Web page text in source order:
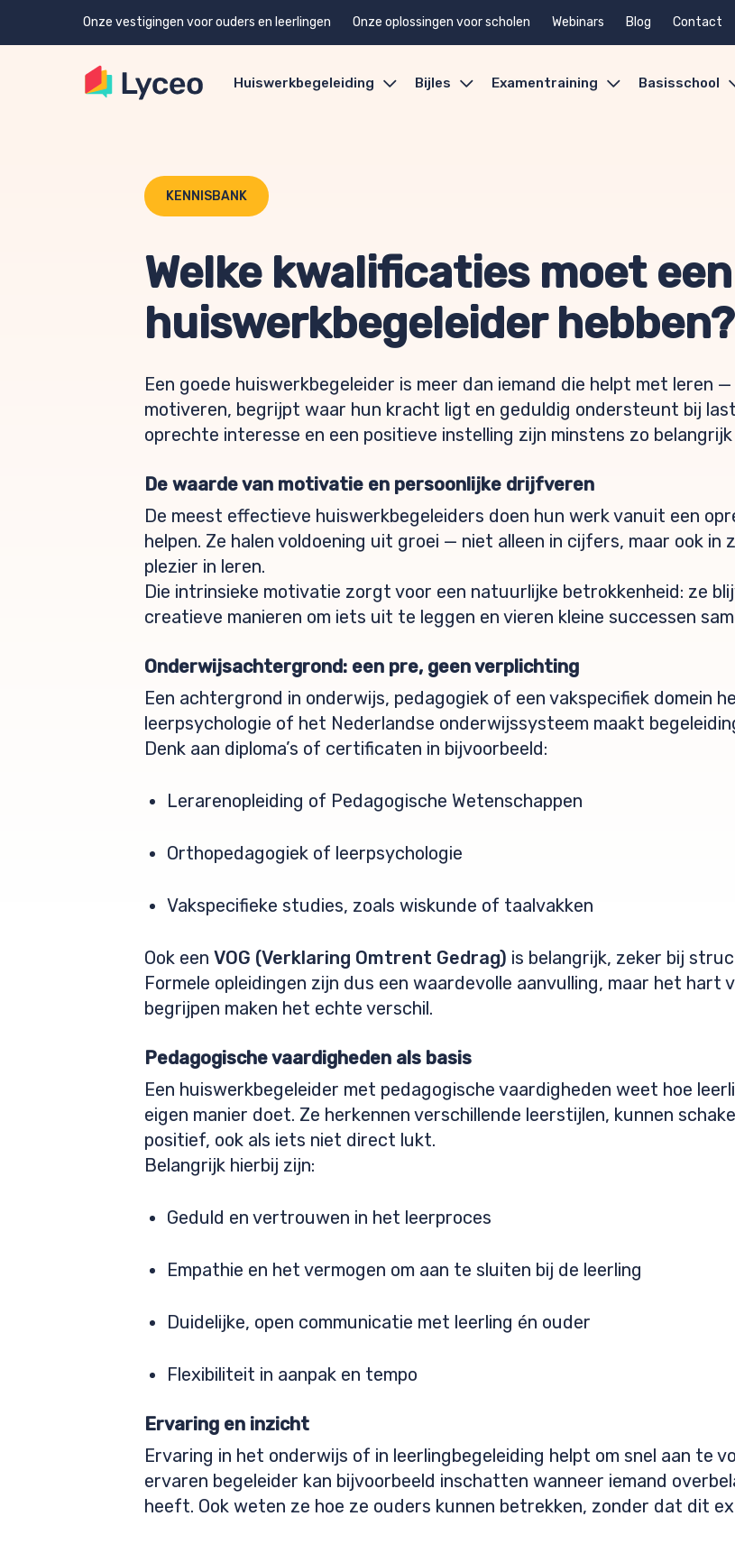
Onze vestigingen voor ouders en leerlingen Onze oplossingen voor scholen Webinars Blog Contact
Huiswerkbegeleiding Bijles Examentraining Basisschool
KENNISBANK
Welke kwalificaties moet een
huiswerkbegeleider hebben?
Een goede huiswerkbegeleider is meer dan iemand die helpt met leren
motiveren, begrijpt waar hun kracht ligt en geduldig ondersteunt bij
oprechte interesse en een positieve instelling zijn minstens zo
De waarde van motivatie en persoonlijke drijfveren
De meest effectieve huiswerkbegeleiders doen hun werk vanuit een
helpen. Ze halen voldoening uit groei — niet alleen in cijfers, maar ook
plezier in leren.
Die intrinsieke motivatie zorgt voor een natuurlijke betrokkenheid: ze
creatieve manieren om iets uit te leggen en vieren kleine successen
Onderwijsachtergrond: een pre, geen verplichting
Een achtergrond in onderwijs, pedagogiek of een vakspecifiek domein
leerpsychologie of het Nederlandse onderwijssysteem maakt
Denk aan diploma’s of certificaten in bijvoorbeeld:
Lerarenopleiding of Pedagogische Wetenschappen
Orthopedagogiek of leerpsychologie
Vakspecifieke studies, zoals wiskunde of taalvakken
Ook een VOG (Verklaring Omtrent Gedrag) is belangrijk, zeker bij
Formele opleidingen zijn dus een waardevolle aanvulling, maar het hart
begrijpen maken het echte verschil.
Pedagogische vaardigheden als basis
Een huiswerkbegeleider met pedagogische vaardigheden weet hoe
eigen manier doet. Ze herkennen verschillende leerstijlen, kunnen
positief, ook als iets niet direct lukt.
Belangrijk hierbij zijn:
Geduld en vertrouwen in het leerproces
Empathie en het vermogen om aan te sluiten bij de leerling
Duidelijke, open communicatie met leerling én ouder
Flexibiliteit in aanpak en tempo
Ervaring en inzicht
Ervaring in het onderwijs of in leerlingbegeleiding helpt om snel aan te
ervaren begeleider kan bijvoorbeeld inschatten wanneer iemand
heeft. Ook weten ze hoe ze ouders kunnen betrekken, zonder dat dit